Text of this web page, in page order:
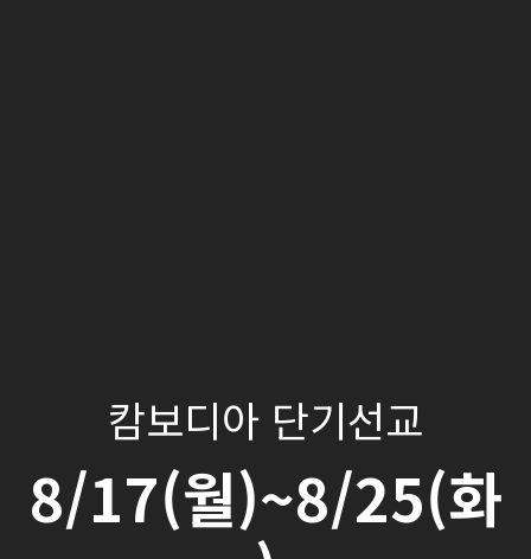
캄보디아 단기선교
8/17(월)~8/25(화